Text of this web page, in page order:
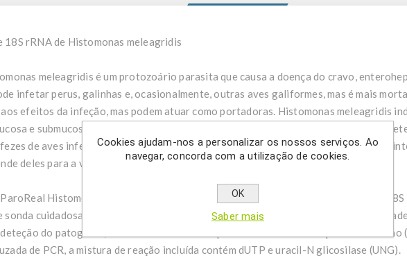
18S rRNA de Histomonas meleagridis
meleagridis é um protozoário parasita que causa a doença do cravo,
infetar perus, galinhas e, ocasionalmente, outras aves galiformes, mas é mais
efeitos da infeção, mas podem atuar como portadoras. Histomonas meleagridis
e submucosa do ceco e parênquima do fígado. É transmitido pelo nematóide
de aves infectadas. Histomonas meleagridis interage com outros organismos
deles para a virulência total.
Histomonas meleagridis usa PCR em tempo real para a deteção do gene
sonda cuidadosamente projetados garantem a mais alta sensibilidade e
do patogénio, bem como um controlo positivo e um controlo positivo interno
de PCR, a mistura de reação incluída contém dUTP e uracil-N glicosilase (UNG).
Cookies ajudam-nos a personalizar os nossos serviços. Ao
navegar, concorda com a utilização de cookies.
OK
Saber mais